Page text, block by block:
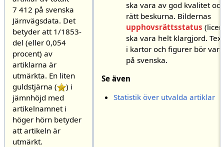
7 412 på svenska
Järnvägsdata. Det
betyder att 1/1853-
del (eller0,054
procent) av
artiklarna är
utmärkta. En liten
guldstjärna (
) i
jämnhöjd med
artikelnamnet i
höger hörn betyder
att artikeln är
utmärkt.
ska vara av god kvalitet och
rätt beskurna. Bildernas
upphovsrättsstatus
ska vara helt klargjord.
i kartor och figurer bör vara
på svenska.
Se även
Statistik över utvalda artiklar